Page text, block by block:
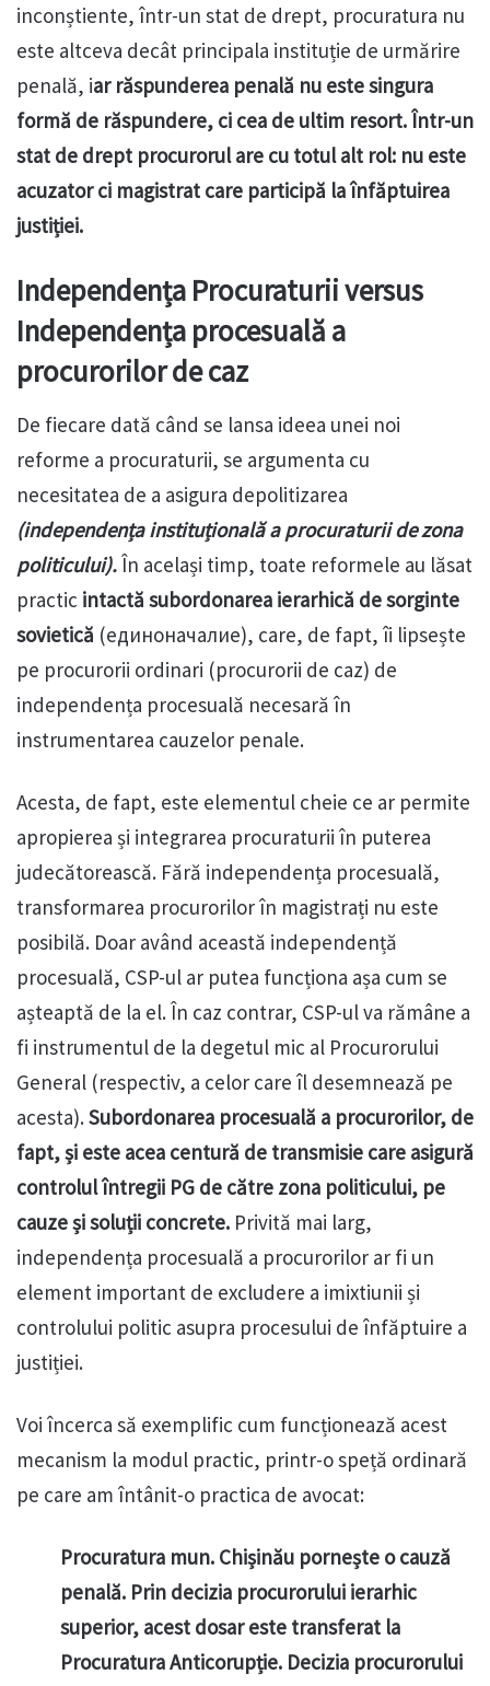
inconștiente, într-un stat de drept, procuratura nu
este altceva decât principala instituție de urmărire
penală, iar răspunderea penală nu este singura
formă de răspundere, ci cea de ultim resort. Într-un
stat de drept procurorul are cu totul alt rol: nu este
acuzator ci magistrat care participă la înfăptuirea
justiției.
Independența Procuraturii versus
Independența procesuală a
procurorilor de caz
De fiecare dată când se lansa ideea unei noi
reforme a procuraturii, se argumenta cu
necesitatea de a asigura depolitizarea
(independența instituțională a procuraturii de zona
politicului).În același timp, toate reformele au lăsat
practic intactă subordonarea ierarhică de sorginte
sovietică (единоначалие), care, de fapt, îi lipsește
pe procurorii ordinari (procurorii de caz) de
independența procesuală necesară în
instrumentarea cauzelor penale.
Acesta, de fapt, este elementul cheie ce ar permite
apropierea și integrarea procuraturii în puterea
judecătorească. Fără independența procesuală,
transformarea procurorilor în magistrați nu este
posibilă. Doar având această independență
procesuală, CSP-ul ar putea funcționa așa cum se
așteaptă de la el. În caz contrar, CSP-ul va rămâne a
fi instrumentul de la degetul mic al Procurorului
General (respectiv, a celor care îl desemnează pe
acesta).Subordonarea procesuală a procurorilor, de
fapt, și este acea centură de transmisie care asigură
controlul întregii PG de către zona politicului, pe
cauze și soluții concrete. Privită mai larg,
independența procesuală a procurorilor ar fi un
element important de excludere a imixtiunii și
controlului politic asupra procesului de înfăptuire a
justiției.
Voi încerca să exemplific cum funcționează acest
mecanism la modul practic, printr-o speță ordinară
pe care am întânit-o practica de avocat:
Procuratura mun. Chișinău pornește o cauză
penală. Prin decizia procurorului ierarhic
superior, acest dosar este transferat la
Procuratura Anticorupție. Decizia procurorului